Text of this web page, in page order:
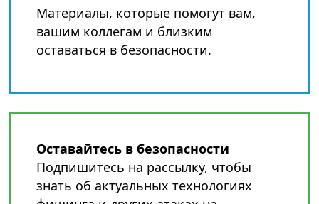
Материалы, которые помогут вам,
вашим коллегам и близким
оставаться в безопасности.
Оставайтесь в безопасности
Подпишитесь на рассылку, чтобы
знать об актуальных технологиях